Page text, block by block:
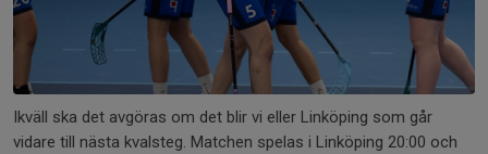
Ikväll ska det avgöras om det blir vi eller Linköping som går
vidare till nästa kvalsteg. Matchen spelas i Linköping 20:00 och